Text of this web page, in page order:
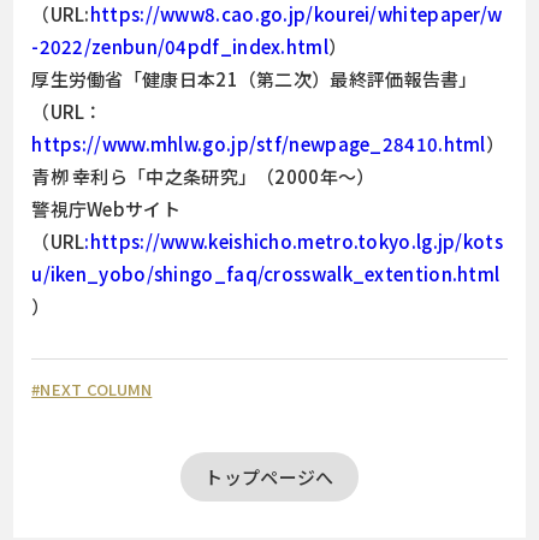
（URL:https://www8.cao.go.jp/kourei/whitepaper/w
-2022/zenbun/04pdf_index.html）
厚生労働省「健康日本21（第二次）最終評価報告書」
（URL：
https://www.mhlw.go.jp/stf/newpage_28410.html）
青栁 幸利ら「中之条研究」（2000年～）
警視庁Webサイト
（URL:https://www.keishicho.metro.tokyo.lg.jp/kots
u/iken_yobo/shingo_faq/crosswalk_extention.html
）
#NEXT COLUMN
トップページへ